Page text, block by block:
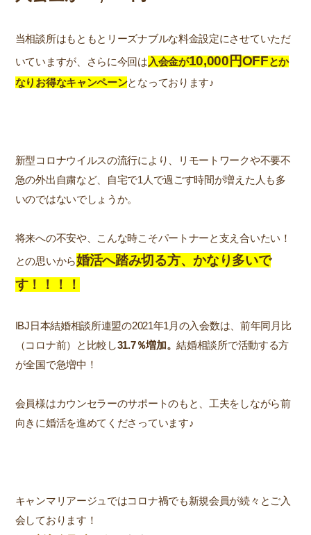
当相談所はもともとリーズナブルな料金設定にさせていただ
いていますが、さらに今回は 入会金が10,000円OFFとか
なりお得なキャンペーンとなっております♪
新型コロナウイルスの流行により、リモートワークや不要不
急の外出自粛など、自宅で1人で過ごす時間が増えた人も多
いのではないでしょうか。
将来への不安や、こんな時こそパートナーと支え合いたい！
との思いから婚活へ踏み切る方、かなり多いで
す！！！！
IBJ日本結婚相談所連盟の2021年1月の入会数は、前年同月比
（コロナ前）と比較し31.7％増加。結婚相談所で活動する方
が全国で急増中！
会員様はカウンセラーのサポートのもと、工夫をしながら前
向きに婚活を進めてくださっています♪
キャンマリアージュではコロナ禍でも新規会員が続々とご入
会しております！